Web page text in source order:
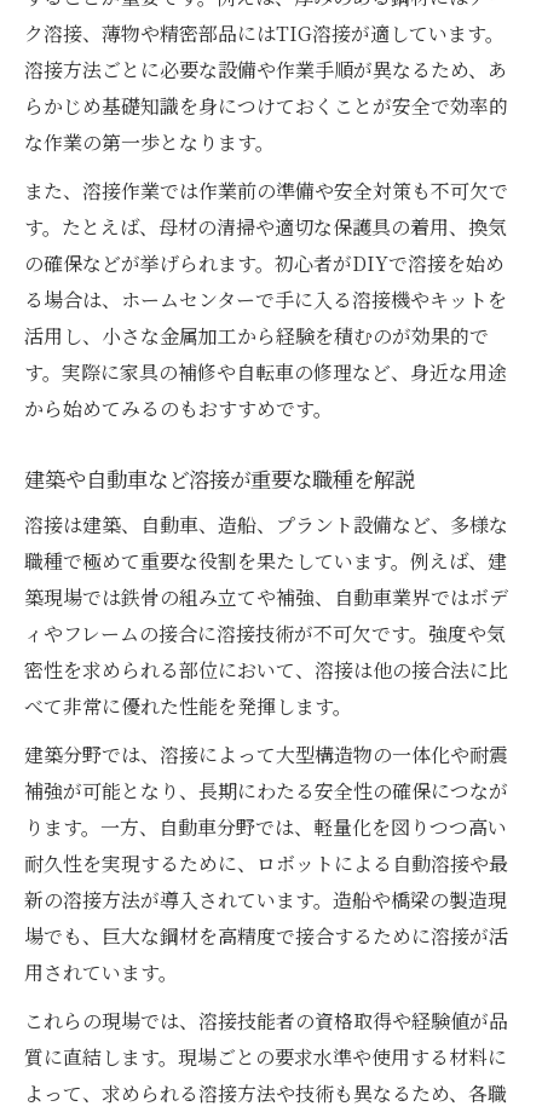
ク溶接、薄物や精密部品にはTIG溶接が適しています。
溶接方法ごとに必要な設備や作業手順が異なるため、あ
らかじめ基礎知識を身につけておくことが安全で効率的
な作業の第一歩となります。
また、溶接作業では作業前の準備や安全対策も不可欠で
す。たとえば、母材の清掃や適切な保護具の着用、換気
の確保などが挙げられます。初心者がDIYで溶接を始め
る場合は、ホームセンターで手に入る溶接機やキットを
活用し、小さな金属加工から経験を積むのが効果的で
す。実際に家具の補修や自転車の修理など、身近な用途
から始めてみるのもおすすめです。
建築や自動車など溶接が重要な職種を解説
溶接は建築、自動車、造船、プラント設備など、多様な
職種で極めて重要な役割を果たしています。例えば、建
築現場では鉄骨の組み立てや補強、自動車業界ではボデ
ィやフレームの接合に溶接技術が不可欠です。強度や気
密性を求められる部位において、溶接は他の接合法に比
べて非常に優れた性能を発揮します。
建築分野では、溶接によって大型構造物の一体化や耐震
補強が可能となり、長期にわたる安全性の確保につなが
ります。一方、自動車分野では、軽量化を図りつつ高い
耐久性を実現するために、ロボットによる自動溶接や最
新の溶接方法が導入されています。造船や橋梁の製造現
場でも、巨大な鋼材を高精度で接合するために溶接が活
用されています。
これらの現場では、溶接技能者の資格取得や経験値が品
質に直結します。現場ごとの要求水準や使用する材料に
よって、求められる溶接方法や技術も異なるため、各職